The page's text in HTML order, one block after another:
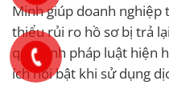
Minh giúp doanh nghiệp
thiểu rủi ro hồ sơ bị trả
quy định pháp luật hiện
ích nổi bật khi sử dụng